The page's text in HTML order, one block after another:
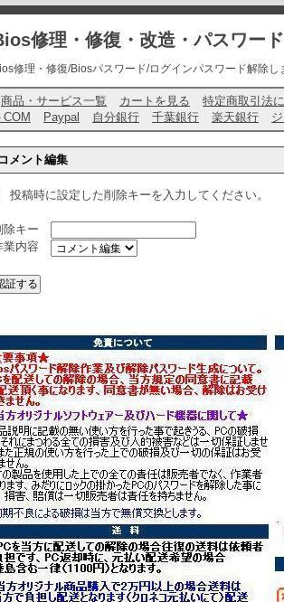
修理・修復・改造・パスワー
修理・修復/Biosパスワード/ログインパスワード解除
商品・サービス一覧 カートを見る
特定商取引法
COM
Paypal 自分銀行 千葉銀行 楽天銀行
コメント編集
投稿時に設定した削除キーを入力してください。
除キー
業内容